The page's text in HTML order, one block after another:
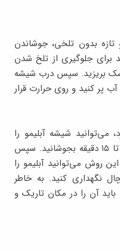
تازه بدون تلخی، جوشاندن
برای جلوگیری از تلخ شدن
بریزید. سپس درب شیشه
پر کنید و روی حرارت قرار
شیشه آبلیمو را
داخل آب جوش قرار دهید و برای ۱۰ تا ۱۵ دقیقه بجوشانید. سپس
روش می‌توانید آبلیمو را
نگهداری کنید. به خاطر
باید آن را در مکان تاریک و